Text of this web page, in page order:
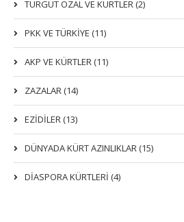
TURGUT ÖZAL VE KÜRTLER (2)
PKK VE TÜRKIYE (11)
AKP VE KÜRTLER (11)
ZAZALAR (14)
EZIDILER (13)
DÜNYADA KÜRT AZINLIKLAR (15)
DİASPORA KÜRTLERİ (4)